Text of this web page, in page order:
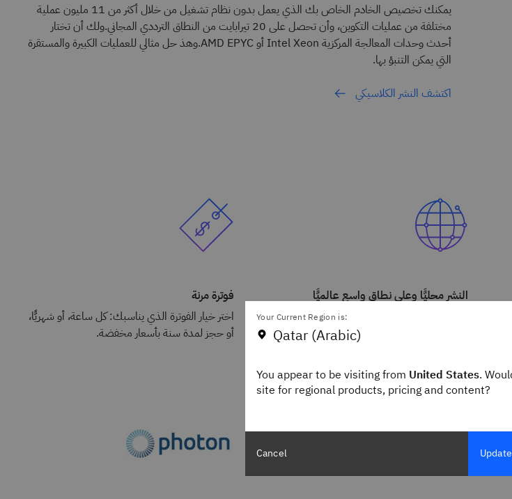
يمكنك تخصيص الخادم الخاص بك الذي يعمل بدون نظام تشغيل من خلال أكثر من 11 مليون عملية
مختلفة من عمليات التكوين، وأن تحصل على 20 تيرابايت من النطاق الترددي المجاني.ولك أن تختار
أحدث وحدات المعالجة المركزية Intel Xeon أو AMD EPYC.وهذ حل مثالي للعمليات الكبيرة والمستقرة
التي يمكن التنبؤ بها.
اكتشف النشر الكلاسيكي
النشر محليًّا وعلى نطاق واسع عالميًّا
اختَر مكان وطريقة تشغيل بياناتك عبر أكثر من 60
مركز بيانات موزعة على مناطق توافر تتحمَّل الأعطال.
فوترة مرنة
اختر خيار الفوترة الذي يناسبك: كل ساعة، أو شهريًّا،
أو حجز لمدة سنة بأسعار مخفضة.
Your Current Region is:
Qatar (Arabic)
You appear to be visiting from United States.
site for regional products, pricing and content?
Cancel Update